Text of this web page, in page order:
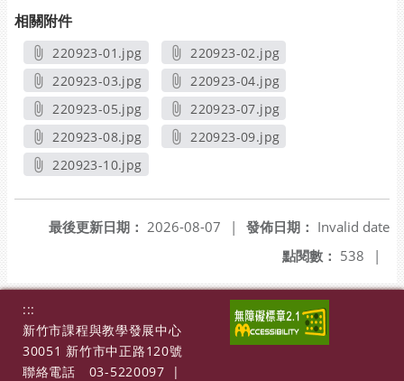
相關附件
220923-01.jpg
另開新視窗
220923-02.jpg
另開新視窗
220923-03.jpg
另開新視窗
220923-04.jpg
另開新視窗
220923-05.jpg
另開新視窗
220923-07.jpg
另開新視窗
220923-08.jpg
另開新視窗
220923-09.jpg
220923-10.jpg
發佈日期： Invalid date
最後更新日期： 2026-08-07
|
點閱數： 538 |
:::
新竹市課程與教學發展中心
30051 新竹市中正路120號
聯絡電話
03-5220097 |